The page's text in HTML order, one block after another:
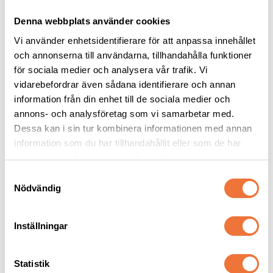
Denna webbplats använder cookies
Vi använder enhetsidentifierare för att anpassa innehållet
och annonserna till användarna, tillhandahålla funktioner
för sociala medier och analysera vår trafik. Vi
vidarebefordrar även sådana identifierare och annan
information från din enhet till de sociala medier och
annons- och analysföretag som vi samarbetar med.
Dessa kan i sin tur kombinera informationen med annan
information som du har tillhandahållit eller som de har
samlat in när du har använt deras tjänster.
Nödvändig
Inställningar
Statistik
Gullan Gris plysch -
hundleksak
25x20x9 cm, med pipljud
Flexikoppel Black
Design MEDIUM med
band 5 meter -
svart/rosa
Maxvikt hund 25 kg